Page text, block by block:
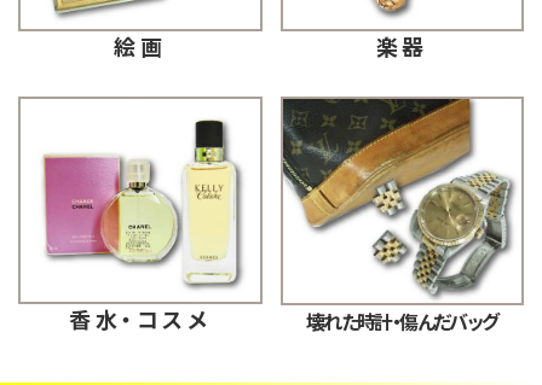
絵画 楽器
香水・コスメ 壊れた時計・傷んだバッグ